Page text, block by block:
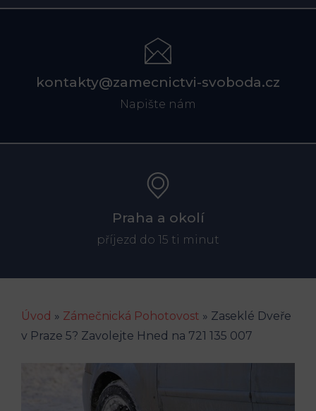
kontakty@zamecnictvi-svoboda.cz
Napište nám
Praha a okolí
příjezd do 15 ti minut
Úvod » Zámečnická Pohotovost » Zaseklé Dveře
v Praze 5? Zavolejte Hned na 721 135 007